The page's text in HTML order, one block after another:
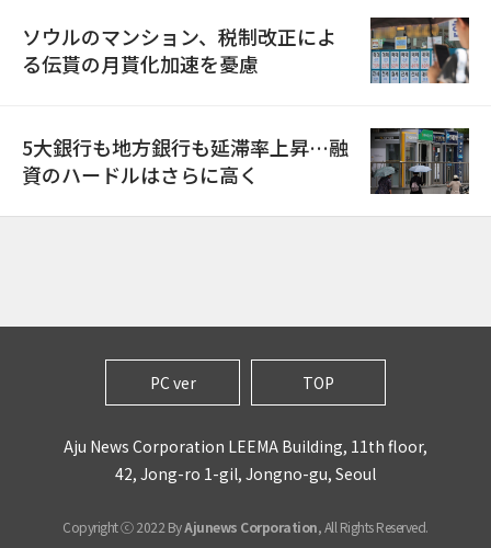
ソウルのマンション、税制改正によ
る伝貰の月貰化加速を憂慮
5大銀行も地方銀行も延滞率上昇…融
資のハードルはさらに高く
PC ver TOP
Aju News Corporation LEEMA Building, 11th floor,
42, Jong-ro 1-gil, Jongno-gu, Seoul
Copyright ⓒ 2022 ByAjunews Corporation, All Rights Reserved.